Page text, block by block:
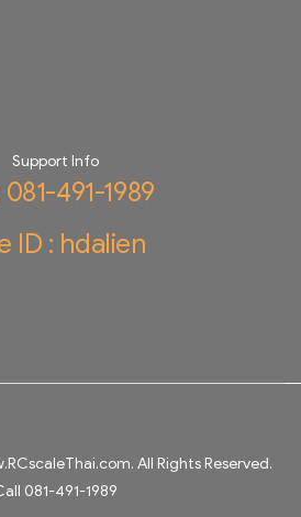
Support Info
081-491-1989
ID : hdalien
. All Rights Reserved.
081-491-1989